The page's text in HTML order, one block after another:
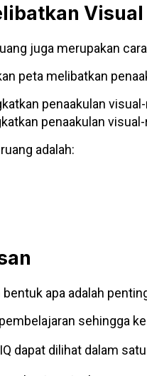
Visual
juga merupakan
peta melibatkan
penaakulan
penaakulan visual-
adalah:
apa adalah
sehingga
dapat dilihat dalam